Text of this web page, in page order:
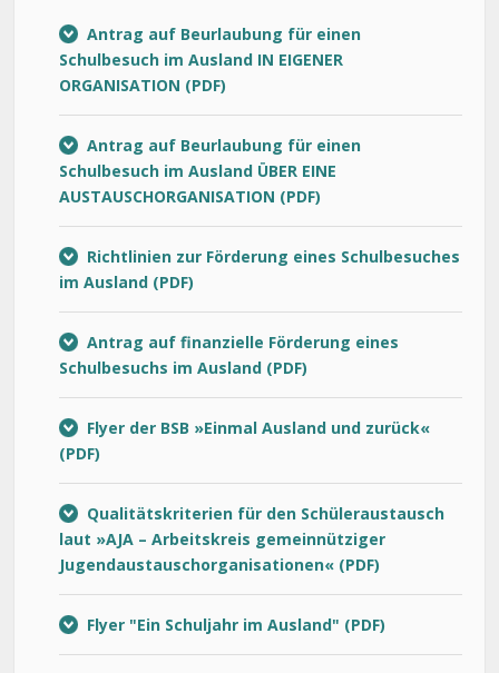
Antrag auf Beurlaubung für einen
Schulbesuch im Ausland IN EIGENER
ORGANISATION
Antrag auf Beurlaubung für einen
Schulbesuch im Ausland ÜBER EINE
AUSTAUSCHORGANISATION
Richtlinien zur Förderung eines Schulbesuches
im Ausland
Antrag auf finanzielle Förderung eines
Schulbesuchs im Ausland
Flyer der BSB »Einmal Ausland und zurück«
Qualitätskriterien für den Schüleraustausch
laut »AJA – Arbeitskreis gemeinnütziger
Jugendaustauschorganisationen«
Flyer "Ein Schuljahr im Ausland"